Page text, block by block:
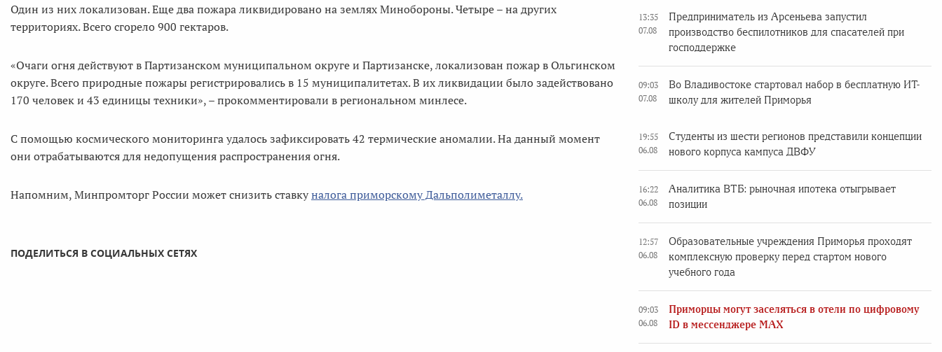
Один из них локализован. Еще два пожара ликвидировано на землях Минобороны. Четыре – на других
территориях. Всего сгорело 900 гектаров.
«Очаги огня действуют в Партизанском муниципальном округе и Партизанске, локализован пожар в Ольгинском
округе. Всего природные пожары регистрировались в 15 муниципалитетах. В их ликвидации было задействовано
170 человек и 43 единицы техники», – прокомментировали в региональном минлесе.
С помощью космического мониторинга удалось зафиксировать 42 термические аномалии. На данный момент
они отрабатываются для недопущения распространения огня.
Напомним, Минпромторг России может снизить ставкуналога приморскому Дальполиметаллу.
ПОДЕЛИТЬСЯ В СОЦИАЛЬНЫХ СЕТЯХ
13:35
07.08
Предприниматель из Арсеньева запустил
производство беспилотников для спасателей при
господдержке
09:03
07.08
Во Владивостоке стартовал набор в бесплатную ИТ-
школу для жителей Приморья
19:55
06.08
Студенты из шести регионов представили концепции
нового корпуса кампуса ДВФУ
16:22
06.08
Аналитика ВТБ: рыночная ипотека отыгрывает
позиции
12:57
06.08
Образовательные учреждения Приморья проходят
комплексную проверку перед стартом нового
учебного года
09:03
06.08
Приморцы могут заселяться в отели по цифровому
ID в мессенджере MAX